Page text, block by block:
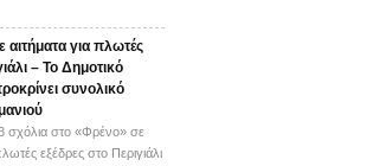
για πλωτές
– Το Δημοτικό
συνολικό
σχόλια στο «Φρένο» σε
εξέδρες στο Περιγιάλι